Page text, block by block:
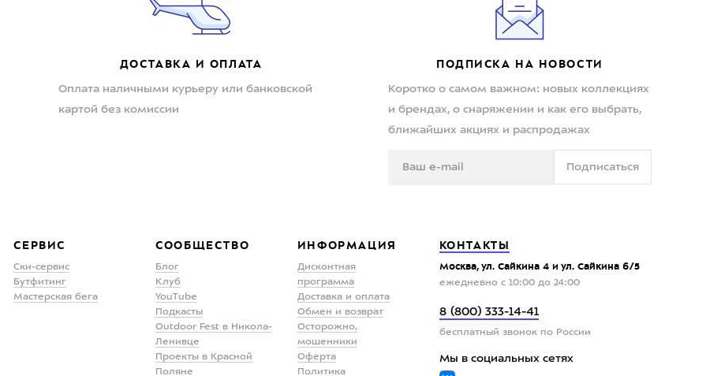
ДОСТАВКА И ОПЛАТА
Оплата наличными курьеру или банковской
картой без комиссии
ПОДПИСКА НА НОВОСТИ
Коротко о самом важном: новых коллекциях
и брендах, о снаряжении и как его выбрать,
ближайших акциях и распродажах
Подписаться
СЕРВИС
Ски-сервис
Бутфитинг
Мастерская бега
СООБЩЕСТВО
Блог
Клуб
YouTube
Подкасты
Outdoor Fest в Никола-
Ленивце
Проекты в Красной
Поляне
ИНФОРМАЦИЯ
Дисконтная
программа
Доставка и оплата
Обмен и возврат
Осторожно,
мошенники
Оферта
Политика
КОНТАКТЫ
Москва, ул. Сайкина 4 и ул. Сайкина 6/5
ежедневно с 10:00 до 24:00
8 (800) 333-14-41
бесплатный звонок по России
Мы в социальных сетях